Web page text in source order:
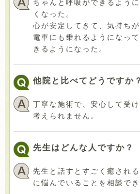
ちゃんと呼吸ができるよう
くなった。
心が安定してきて、気持ちが
電車にも乗れるようになっ
きるようになった。
他院と比べてどうですか？
丁寧な施術で、安心して受
考えられません。
先生はどんな人ですか？
先生と話すとすごく癒され
に悩んでいることを相談でき